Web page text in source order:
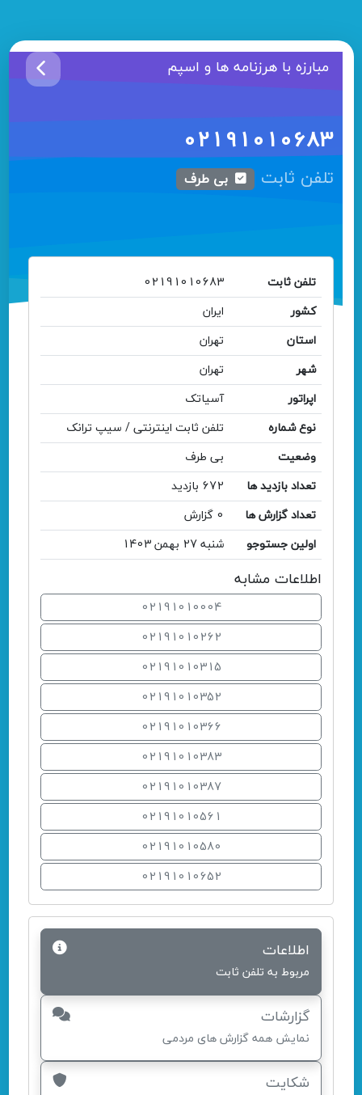
مبارزه با هرزنامه ها و اسپم
02191010683
تلفن ثابت بی طرف
تلفن ثابت
02191010683
کشور
ایران
استان
تهران
شهر
تهران
اپراتور
آسیاتک
نوع شماره
تلفن ثابت اینترنتی / سیپ ترانک
وضعیت
بی طرف
تعداد بازدید ها
672 بازدید
تعداد گزارش ها
0 گزارش
اولین جستوجو
شنبه 27 بهمن 1403
اطلاعات مشابه
02191010004
02191010262
02191010315
02191010352
02191010366
02191010383
02191010387
02191010561
02191010580
02191010652
اطلاعات
مربوط به تلفن ثابت
گزارشات
نمایش همه گزارش های مردمی
شکایت